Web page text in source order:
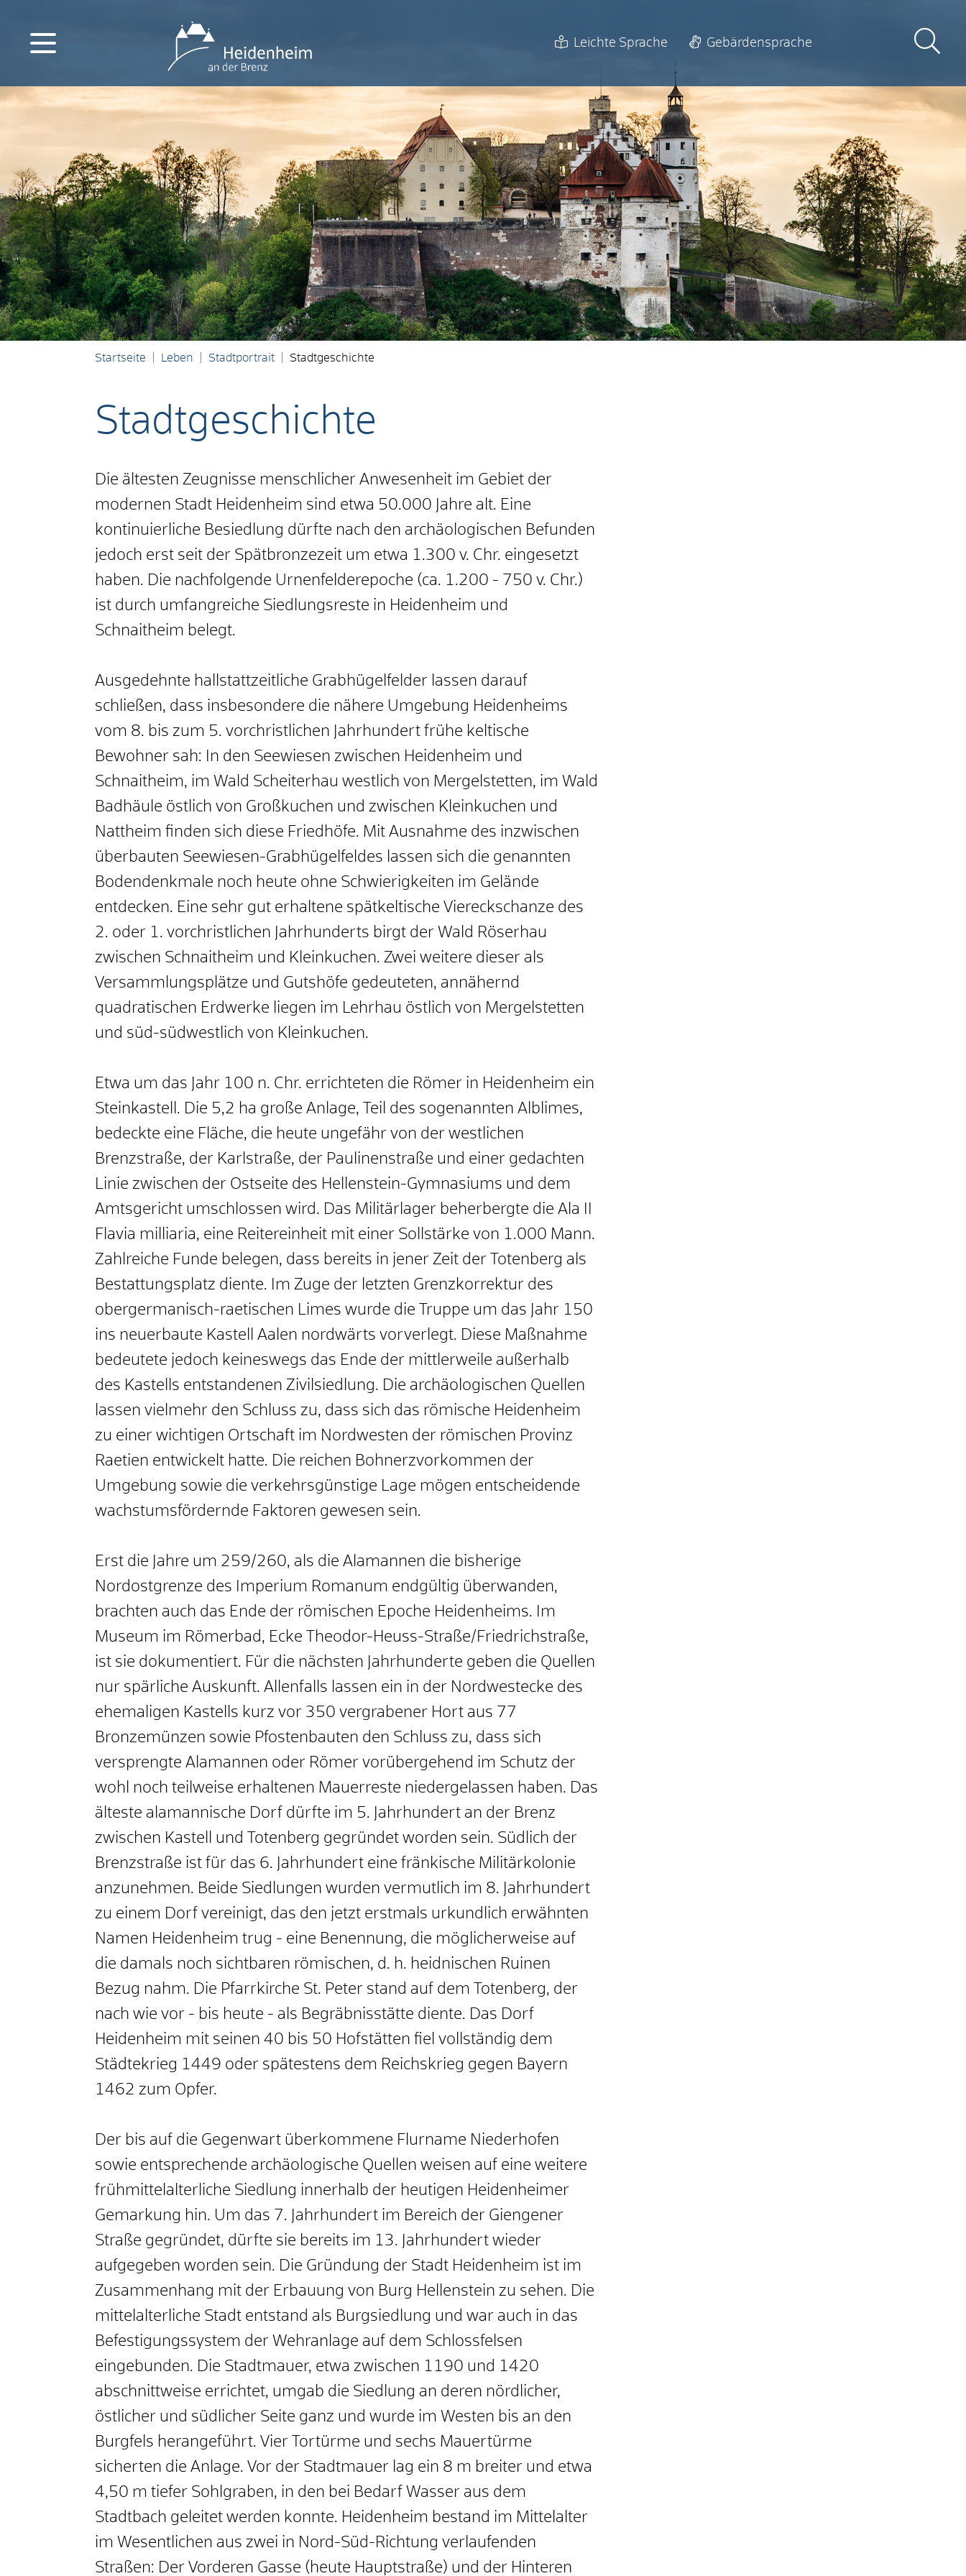
Leichte Sprache Gebärdensprache
Startseite Leben Stadtportrait Stadtgeschichte
Stadtgeschichte
Die ältesten Zeugnisse menschlicher Anwesenheit im Gebiet der
modernen Stadt Heidenheim sind etwa 50.000 Jahre alt. Eine
kontinuierliche Besiedlung dürfte nach den archäologischen Befunden
jedoch erst seit der Spätbronzezeit um etwa 1.300 v. Chr. eingesetzt
haben. Die nachfolgende Urnenfelderepoche (ca. 1.200 - 750 v. Chr.)
ist durch umfangreiche Siedlungsreste in Heidenheim und
Schnaitheim belegt.
Ausgedehnte hallstattzeitliche Grabhügelfelder lassen darauf
schließen, dass insbesondere die nähere Umgebung Heidenheims
vom 8. bis zum 5. vorchristlichen Jahrhundert frühe keltische
Bewohner sah: In den Seewiesen zwischen Heidenheim und
Schnaitheim, im Wald Scheiterhau westlich von Mergelstetten, im Wald
Badhäule östlich von Großkuchen und zwischen Kleinkuchen und
Nattheim finden sich diese Friedhöfe. Mit Ausnahme des inzwischen
überbauten Seewiesen-Grabhügelfeldes lassen sich die genannten
Bodendenkmale noch heute ohne Schwierigkeiten im Gelände
entdecken. Eine sehr gut erhaltene spätkeltische Viereckschanze des
2. oder 1. vorchristlichen Jahrhunderts birgt der Wald Röserhau
zwischen Schnaitheim und Kleinkuchen. Zwei weitere dieser als
Versammlungsplätze und Gutshöfe gedeuteten, annähernd
quadratischen Erdwerke liegen im Lehrhau östlich von Mergelstetten
und süd-südwestlich von Kleinkuchen.
Etwa um das Jahr 100 n. Chr. errichteten die Römer in Heidenheim ein
Steinkastell. Die 5,2 ha große Anlage, Teil des sogenannten Alblimes,
bedeckte eine Fläche, die heute ungefähr von der westlichen
Brenzstraße, der Karlstraße, der Paulinenstraße und einer gedachten
Linie zwischen der Ostseite des Hellenstein-Gymnasiums und dem
Amtsgericht umschlossen wird. Das Militärlager beherbergte die Ala II
Flavia milliaria, eine Reitereinheit mit einer Sollstärke von 1.000 Mann.
Zahlreiche Funde belegen, dass bereits in jener Zeit der Totenberg als
Bestattungsplatz diente. Im Zuge der letzten Grenzkorrektur des
obergermanisch-raetischen Limes wurde die Truppe um das Jahr 150
ins neuerbaute Kastell Aalen nordwärts vorverlegt. Diese Maßnahme
bedeutete jedoch keineswegs das Ende der mittlerweile außerhalb
des Kastells entstandenen Zivilsiedlung. Die archäologischen Quellen
lassen vielmehr den Schluss zu, dass sich das römische Heidenheim
zu einer wichtigen Ortschaft im Nordwesten der römischen Provinz
Raetien entwickelt hatte. Die reichen Bohnerzvorkommen der
Umgebung sowie die verkehrsgünstige Lage mögen entscheidende
wachstumsfördernde Faktoren gewesen sein.
Erst die Jahre um 259/260, als die Alamannen die bisherige
Nordostgrenze des Imperium Romanum endgültig überwanden,
brachten auch das Ende der römischen Epoche Heidenheims. Im
Museum im Römerbad, Ecke Theodor-Heuss-Straße/Friedrichstraße,
ist sie dokumentiert. Für die nächsten Jahrhunderte geben die Quellen
nur spärliche Auskunft. Allenfalls lassen ein in der Nordwestecke des
ehemaligen Kastells kurz vor 350 vergrabener Hort aus 77
Bronzemünzen sowie Pfostenbauten den Schluss zu, dass sich
versprengte Alamannen oder Römer vorübergehend im Schutz der
wohl noch teilweise erhaltenen Mauerreste niedergelassen haben. Das
älteste alamannische Dorf dürfte im 5. Jahrhundert an der Brenz
zwischen Kastell und Totenberg gegründet worden sein. Südlich der
Brenzstraße ist für das 6. Jahrhundert eine fränkische Militärkolonie
anzunehmen. Beide Siedlungen wurden vermutlich im 8. Jahrhundert
zu einem Dorf vereinigt, das den jetzt erstmals urkundlich erwähnten
Namen Heidenheim trug - eine Benennung, die möglicherweise auf
die damals noch sichtbaren römischen, d. h. heidnischen Ruinen
Bezug nahm. Die Pfarrkirche St. Peter stand auf dem Totenberg, der
nach wie vor - bis heute - als Begräbnisstätte diente. Das Dorf
Heidenheim mit seinen 40 bis 50 Hofstätten fiel vollständig dem
Städtekrieg 1449 oder spätestens dem Reichskrieg gegen Bayern
1462 zum Opfer.
Der bis auf die Gegenwart überkommene Flurname Niederhofen
sowie entsprechende archäologische Quellen weisen auf eine weitere
frühmittelalterliche Siedlung innerhalb der heutigen Heidenheimer
Gemarkung hin. Um das 7. Jahrhundert im Bereich der Giengener
Straße gegründet, dürfte sie bereits im 13. Jahrhundert wieder
aufgegeben worden sein. Die Gründung der Stadt Heidenheim ist im
Zusammenhang mit der Erbauung von Burg Hellenstein zu sehen. Die
mittelalterliche Stadt entstand als Burgsiedlung und war auch in das
Befestigungssystem der Wehranlage auf dem Schlossfelsen
eingebunden. Die Stadtmauer, etwa zwischen 1190 und 1420
abschnittweise errichtet, umgab die Siedlung an deren nördlicher,
östlicher und südlicher Seite ganz und wurde im Westen bis an den
Burgfels herangeführt. Vier Tortürme und sechs Mauertürme
sicherten die Anlage. Vor der Stadtmauer lag ein 8 m breiter und etwa
4,50 m tiefer Sohlgraben, in den bei Bedarf Wasser aus dem
Stadtbach geleitet werden konnte. Heidenheim bestand im Mittelalter
im Wesentlichen aus zwei in Nord-Süd-Richtung verlaufenden
Straßen: Der Vorderen Gasse (heute Hauptstraße) und der Hinteren